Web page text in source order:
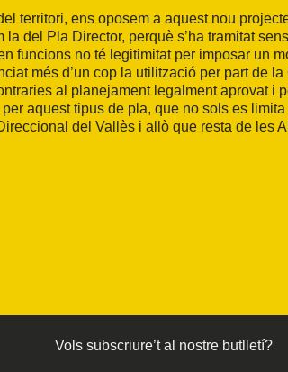
territori, ens oposem a aquest nou
la del Pla Director, perquè s’ha tramitat
funcions no té legitimitat per imposar un
més d’un cop la utilització per part de
al planejament legalment aprovat i
aquest tipus de pla, que no sols es
del Vallès i allò que resta de les
Vols subscriure’t al nostre butlletí?